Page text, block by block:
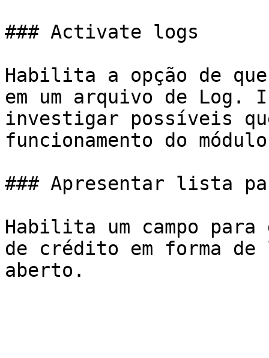
### Activate logs
Habilita a opção de
em um arquivo de Log.
investigar possíveis
funcionamento do
### Apresentar lista
Habilita um campo
de crédito em forma